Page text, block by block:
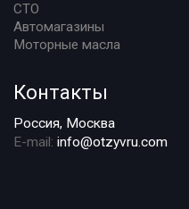
СТО
Автомагазины
Моторные масла
Контакты
Россия, Москва
E-mail: info@otzyvru.com